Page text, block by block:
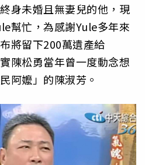
身未婚且無妻兒的他，現
幫忙，為感謝Yule多年來
將留下200萬遺產給
陳松勇當年曾一度動念想
阿嬤」的陳淑芳。